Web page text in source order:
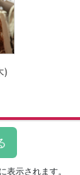
)
表示されます。